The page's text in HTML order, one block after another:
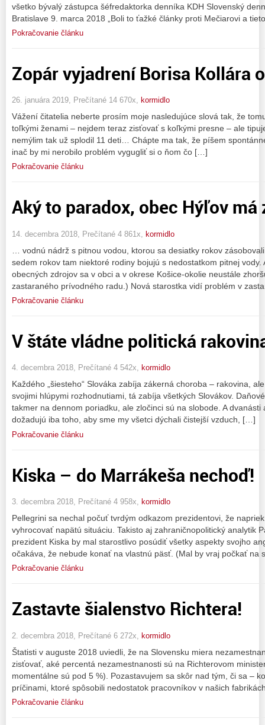
všetko bývalý zástupca šéfredaktorka denníka KDH Slovenský
Bratislave 9. marca 2018 „Boli to ťažké články proti Mečiarovi a
Pokračovanie článku
Zopár vyjadrení Borisa Kollára
26. januára 2019, Prečítané 14 670x, kormidlo
Vážení čitatelia neberte prosím moje nasledujúce slová tak, že
toľkými ženami – nejdem teraz zisťovať s koľkými presne – ale
nemýlim tak už splodil 11 deti… Chápte ma tak, že píšem
inač by mi nerobilo problém vygugliť si o ňom čo […]
Pokračovanie článku
Aký to paradox, obec Hýľov má
14. decembra 2018, Prečítané 4 861x, kormidlo
… vodnú nádrž s pitnou vodou, ktorou sa desiatky rokov
sedem rokov tam niektoré rodiny bojujú s nedostatkom pitnej vody.
obecných zdrojov sa v obci a v okrese Košice-okolie neustále
zastaraného prívodného radu.) Nová starostka vidí problém v
Pokračovanie článku
V štáte vládne politická
4. decembra 2018, Prečítané 4 542x, kormidlo
Každého „šiesteho“ Slováka zabíja zákerná choroba – rakovina,
svojimi hlúpymi rozhodnutiami, tá zabíja všetkých Slovákov.
takmer na dennom poriadku, ale zločinci sú na slobode. A
dožadujú iba toho, aby sme my všetci dýchali čistejší vzduch, […]
Pokračovanie článku
Kiska – do Marrákeša nechoď!
3. decembra 2018, Prečítané 4 958x, kormidlo
Pellegrini sa nechal počuť tvrdým odkazom prezidentovi, že
vyhrocovať napätú situáciu. Takisto aj zahraničnopolitický analytik
prezident Kiska by mal starostlivo posúdiť všetky aspekty svojho
očakáva, že nebude konať na vlastnú päsť. (Mal by vraj počkať na
Pokračovanie článku
Zastavte šialenstvo Richtera!
2. decembra 2018, Prečítané 6 272x, kormidlo
Štatisti v auguste 2018 uviedli, že na Slovensku miera
zisťovať, aké percentá nezamestnanosti sú na Richterovom
momentálne sú pod 5 %). Pozastavujem sa skôr nad tým, či sa –
príčinami, ktoré spôsobili nedostatok pracovníkov v našich
Pokračovanie článku